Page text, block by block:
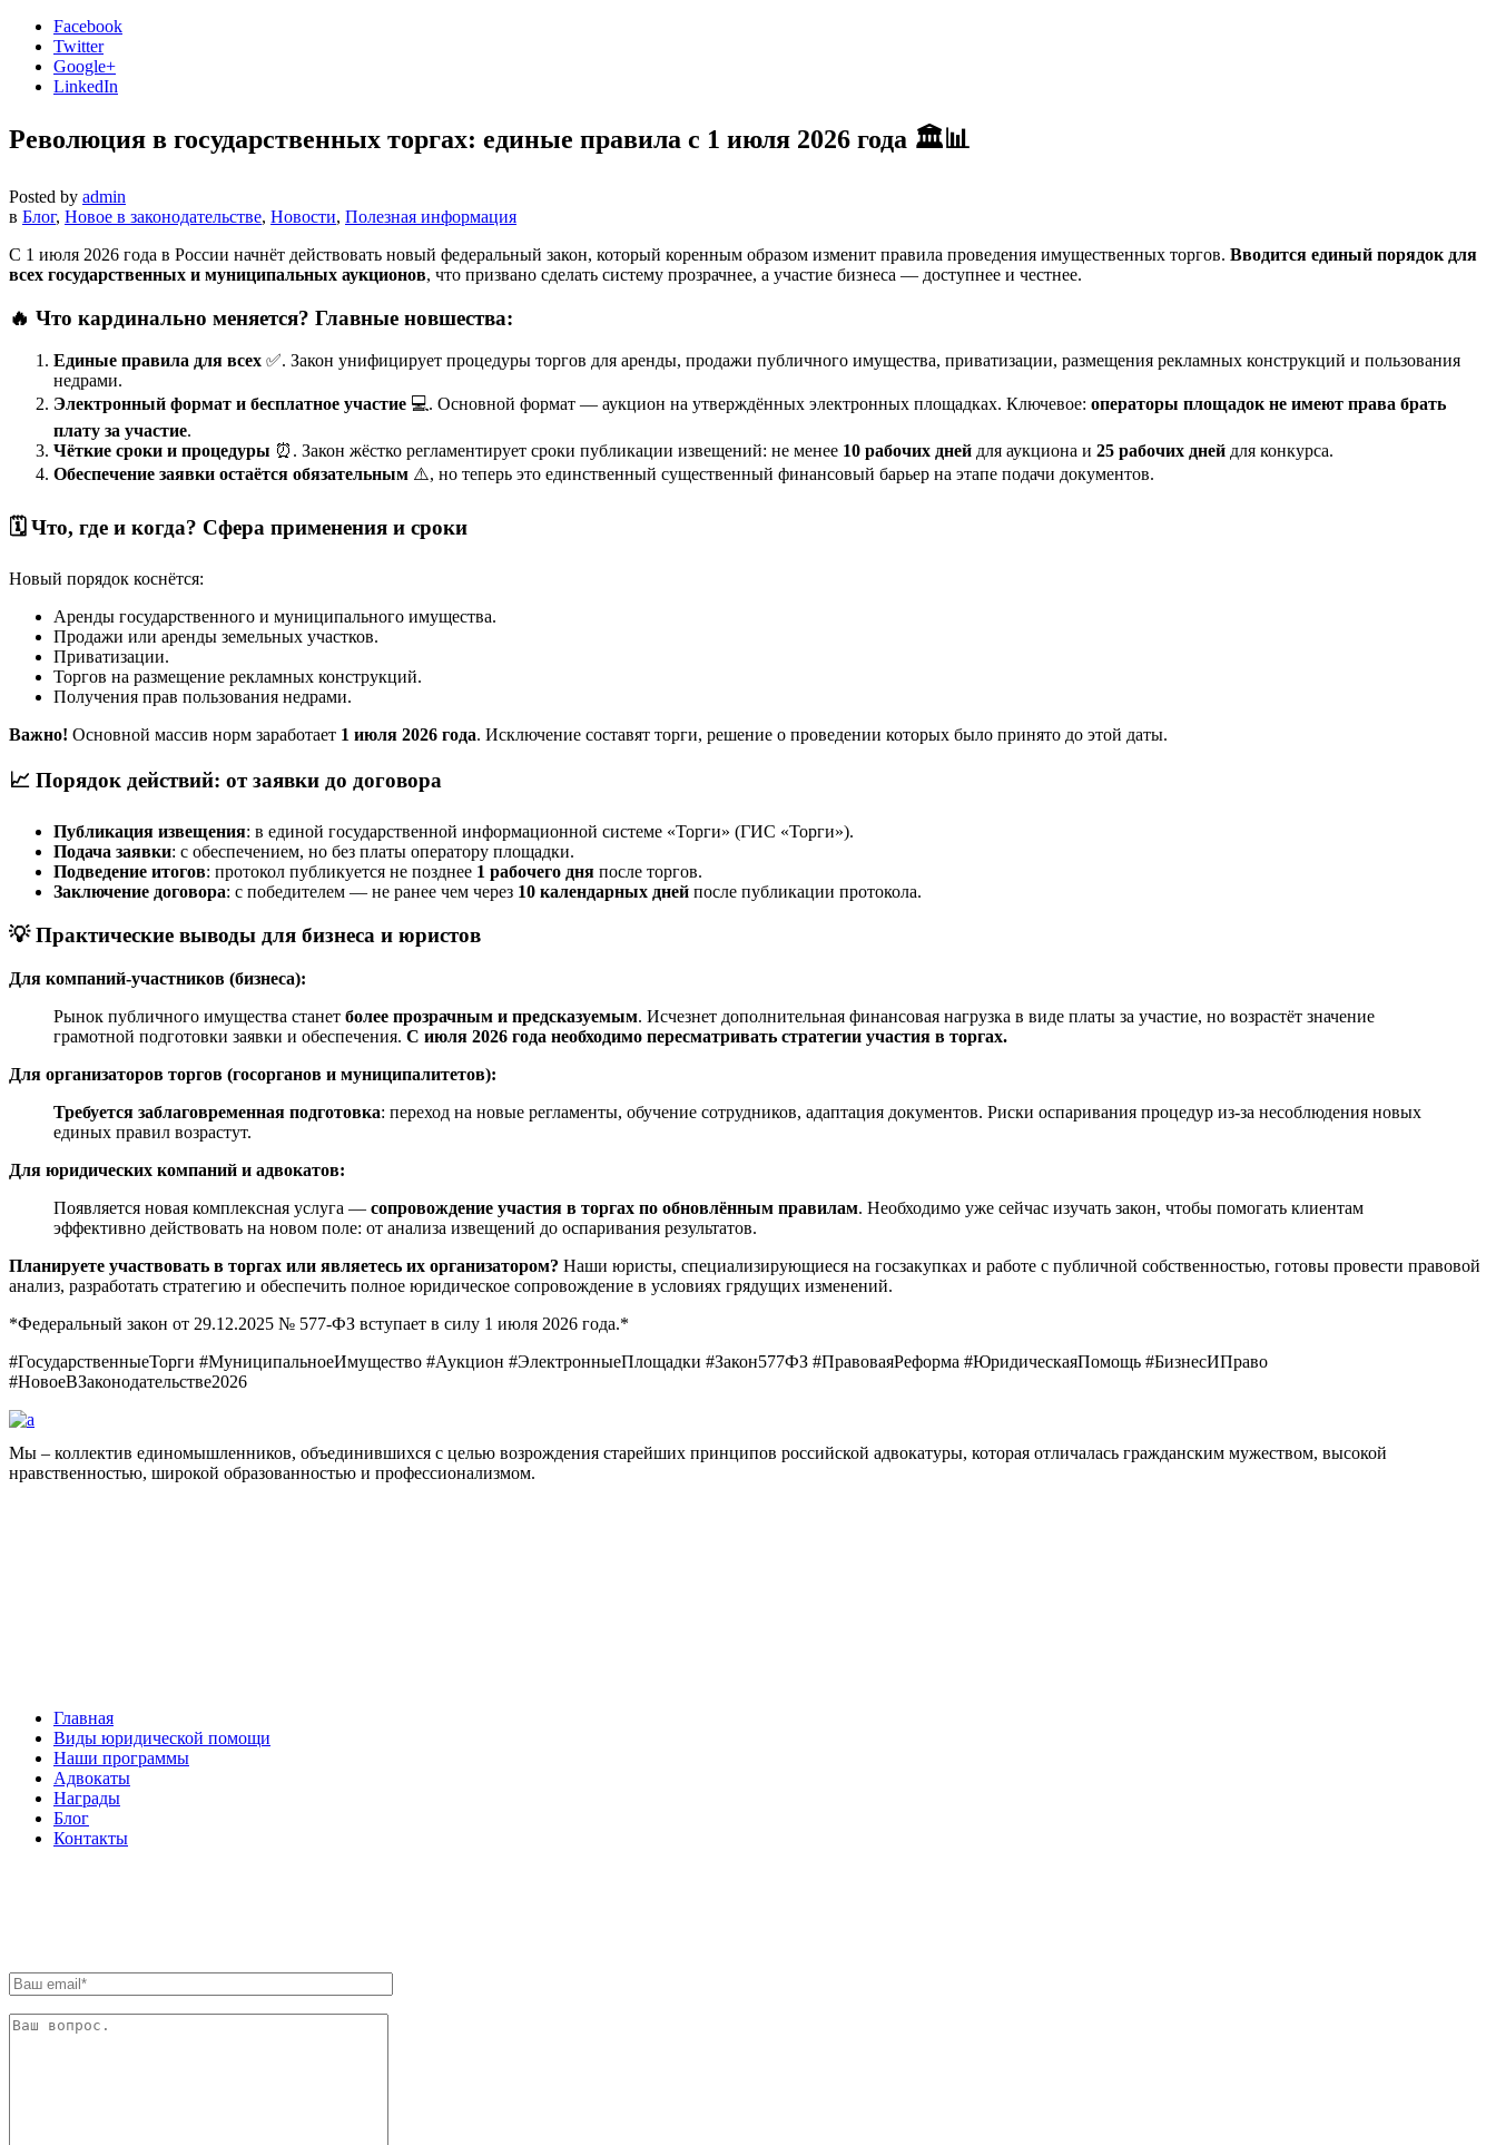
Facebook
Twitter
Google+
LinkedIn
Революция в государственных торгах: единые правила с 1 июля 2026 года 🏛️📊
Posted by admin
в Блог, Новое в законодательстве, Новости, Полезная информация
С 1 июля 2026 года в России начнёт действовать новый федеральный закон, который коренным образом изменит правила проведения имущественных торгов. Вводится единый порядок для
всех государственных и муниципальных аукционов, что призвано сделать систему прозрачнее, а участие бизнеса — доступнее и честнее.
🔥 Что кардинально меняется? Главные новшества:
Единые правила для всех ✅. Закон унифицирует процедуры торгов для аренды, продажи публичного имущества, приватизации, размещения рекламных конструкций и пользования
недрами.
Электронный формат и бесплатное участие 💻. Основной формат — аукцион на утверждённых электронных площадках. Ключевое: операторы площадок не имеют права брать
плату за участие.
Чёткие сроки и процедуры ⏰. Закон жёстко регламентирует сроки публикации извещений: не менее 10 рабочих дней для аукциона и 25 рабочих дней для конкурса.
Обеспечение заявки остаётся обязательным ⚠️, но теперь это единственный существенный финансовый барьер на этапе подачи документов.
🗓️ Что, где и когда? Сфера применения и сроки
Новый порядок коснётся:
Аренды государственного и муниципального имущества.
Продажи или аренды земельных участков.
Приватизации.
Торгов на размещение рекламных конструкций.
Получения прав пользования недрами.
Важно! Основной массив норм заработает 1 июля 2026 года. Исключение составят торги, решение о проведении которых было принято до этой даты.
📈 Порядок действий: от заявки до договора
Публикация извещения: в единой государственной информационной системе «Торги» (ГИС «Торги»).
Подача заявки: с обеспечением, но без платы оператору площадки.
Подведение итогов: протокол публикуется не позднее 1 рабочего дня после торгов.
Заключение договора: с победителем — не ранее чем через 10 календарных дней после публикации протокола.
💡Практические выводы для бизнеса и юристов
Для компаний-участников (бизнеса):
Рынок публичного имущества станет более прозрачным и предсказуемым. Исчезнет дополнительная финансовая нагрузка в виде платы за участие, но возрастёт значение
грамотной подготовки заявки и обеспечения. С июля 2026 года необходимо пересматривать стратегии участия в торгах.
Для организаторов торгов (госорганов и муниципалитетов):
Требуется заблаговременная подготовка: переход на новые регламенты, обучение сотрудников, адаптация документов. Риски оспаривания процедур из-за несоблюдения новых
единых правил возрастут.
Для юридических компаний и адвокатов:
Появляется новая комплексная услуга — сопровождение участия в торгах по обновлённым правилам. Необходимо уже сейчас изучать закон, чтобы помогать клиентам
эффективно действовать на новом поле: от анализа извещений до оспаривания результатов.
Планируете участвовать в торгах или являетесь их организатором? Наши юристы, специализирующиеся на госзакупках и работе с публичной собственностью, готовы провести правовой
анализ, разработать стратегию и обеспечить полное юридическое сопровождение в условиях грядущих изменений.
*Федеральный закон от 29.12.2025 № 577-ФЗ вступает в силу 1 июля 2026 года.*
#ГосударственныеТорги #МуниципальноеИмущество #Аукцион #ЭлектронныеПлощадки #Закон577ФЗ #ПравоваяРеформа #ЮридическаяПомощь #БизнесИПраво
#НовоеВЗаконодательстве2026
Мы – коллектив единомышленников, объединившихся с целью возрождения старейших принципов российской адвокатуры, которая отличалась гражданским мужеством, высокой
нравственностью, широкой образованностью и профессионализмом.
Главная
Виды юридической помощи
Наши программы
Адвокаты
Награды
Блог
Контакты